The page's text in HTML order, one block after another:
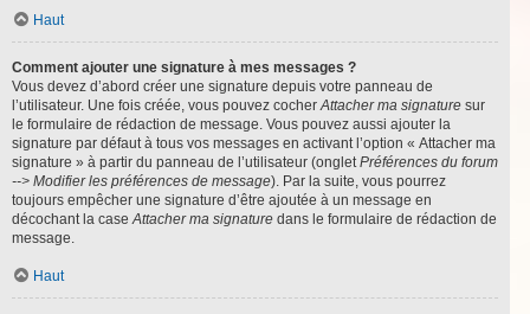
Haut
Comment ajouter une signature à mes messages ?
Vous devez d’abord créer une signature depuis votre panneau de
l’utilisateur. Une fois créée, vous pouvez cocherAttacher ma signature sur
le formulaire de rédaction de message. Vous pouvez aussi ajouter la
signature par défaut à tous vos messages en activant l’option « Attacher ma
signature » à partir du panneau de l’utilisateur (ongletPréférences du forum
--> Modifier les préférences de message). Par la suite, vous pourrez
toujours empêcher une signature d’être ajoutée à un message en
décochant la caseAttacher ma signature dans le formulaire de rédaction de
message.
Haut